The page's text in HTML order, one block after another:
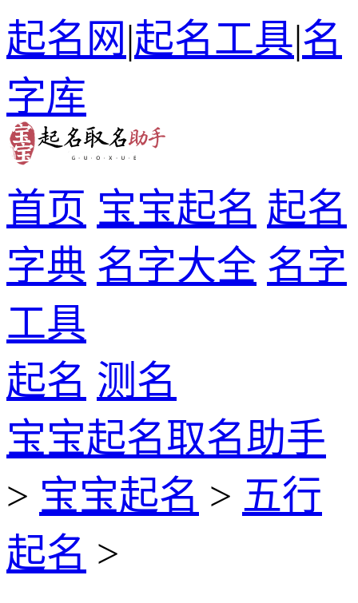
起名网|起名工具|名
字库
首页 宝宝起名 起名
字典 名字大全 名字
工具
起名 测名
宝宝起名取名助手
> 宝宝起名 > 五行
起名 >